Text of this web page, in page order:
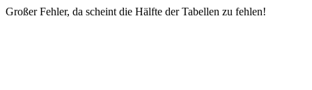
Großer Fehler, da scheint die Hälfte der Tabellen zu fehlen!